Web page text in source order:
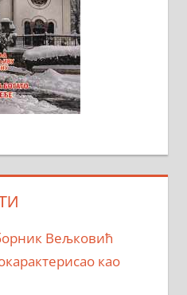
Вељковић
као